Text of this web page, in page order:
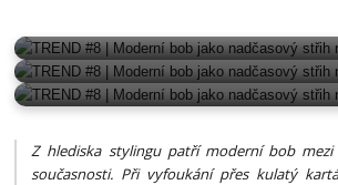
MODERNÍ BOB
MODERNÍ BOB
Z hlediska stylingu patří moderní bob mezi
současnosti. Při vyfoukání přes kulatý